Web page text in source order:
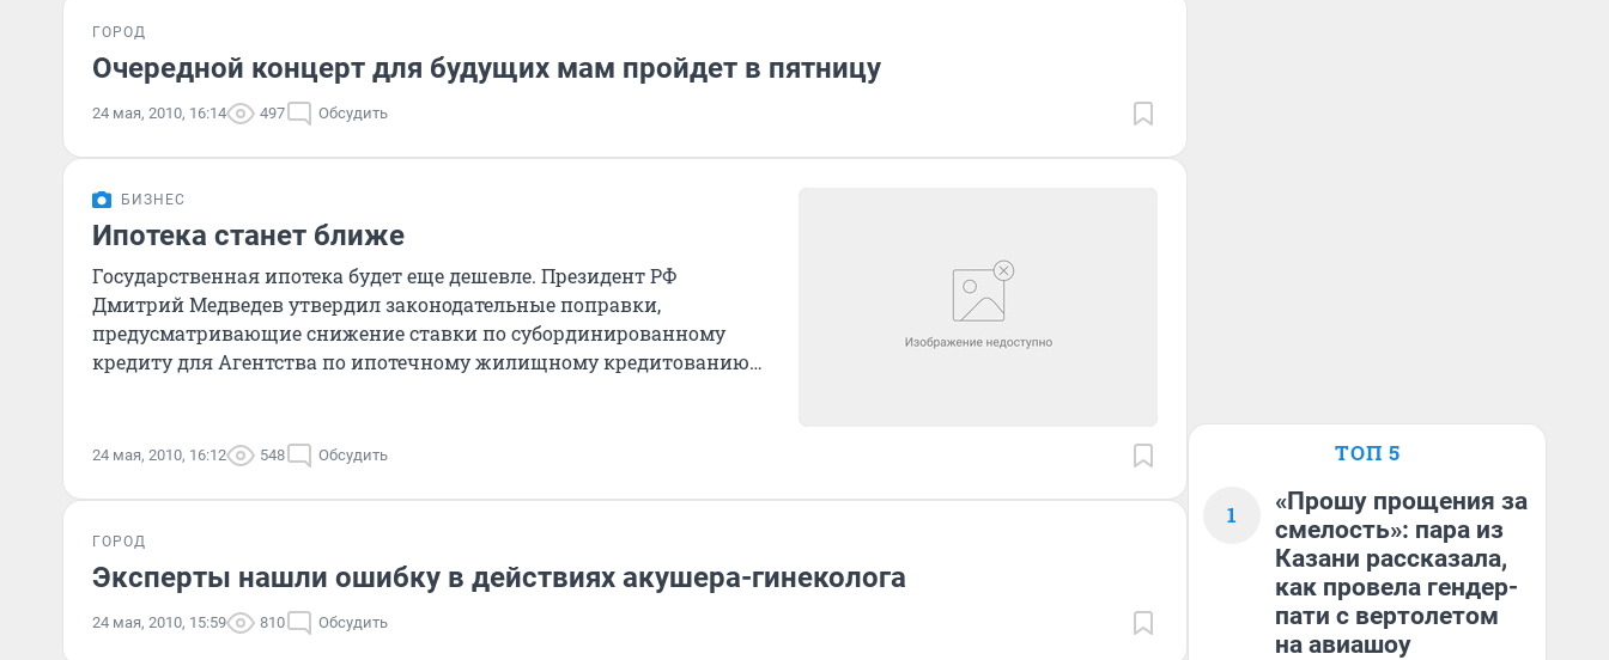
ГОРОД
Очередной концерт для будущих мам пройдет в пятницу
24 мая, 2010, 16:14 497 Обсудить
БИЗНЕС
Ипотека станет ближе
Государственная ипотека будет еще дешевле. Президент РФ
Дмитрий Медведев утвердил законодательные поправки,
предусматривающие снижение ставки по субординированному
кредиту для Агентства по ипотечному жилищному кредитованию
24 мая, 2010, 16:12 548 Обсудить
ГОРОД
Эксперты нашли ошибку в действиях акушера-гинеколога
24 мая, 2010, 15:59 810 Обсудить
ТОП 5
1
«Прошу прощения за
смелость»: пара из
Казани рассказала,
как провела гендер-
пати с вертолетом
на авиашоу